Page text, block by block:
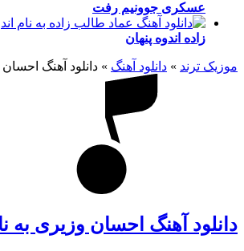
عسکری جوونیم رفت
زاده اندوه پنهان
موزیک ترند » دانلود آهنگ » دانلود آهنگ
دانلود آهنگ احسان وزیری به